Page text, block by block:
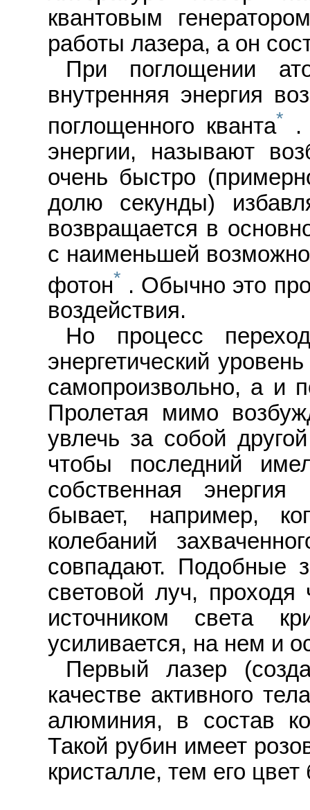
квантовым
работы лазера, а он
При поглощении
внутренняя энергия
поглощенного кванта*
.
энергии, называют
очень быстро
долю секунды)
возвращается в
с наименьшей
фотон* . Обычно это
воздействия.
Но процесс
энергетический
самопроизвольно, а и
Пролетая мимо
увлечь за собой
чтобы последний
собственная
бывает, например,
колебаний
совпадают. Подобные
световой луч,
источником света
усиливается, на нем и
Первый лазер
качестве активного
алюминия, в состав
Такой рубин имеет
кристалле, тем его